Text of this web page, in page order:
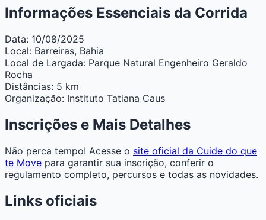
Informações Essenciais da Corrida
Data: 10/08/2025
Local: Barreiras, Bahia
Local de Largada: Parque Natural Engenheiro Geraldo
Rocha
Distâncias: 5 km
Organização: Instituto Tatiana Caus
Inscrições e Mais Detalhes
Não perca tempo! Acesse o site oficial da Cuide do que
te Move para garantir sua inscrição, conferir o
regulamento completo, percursos e todas as novidades.
Links oficiais